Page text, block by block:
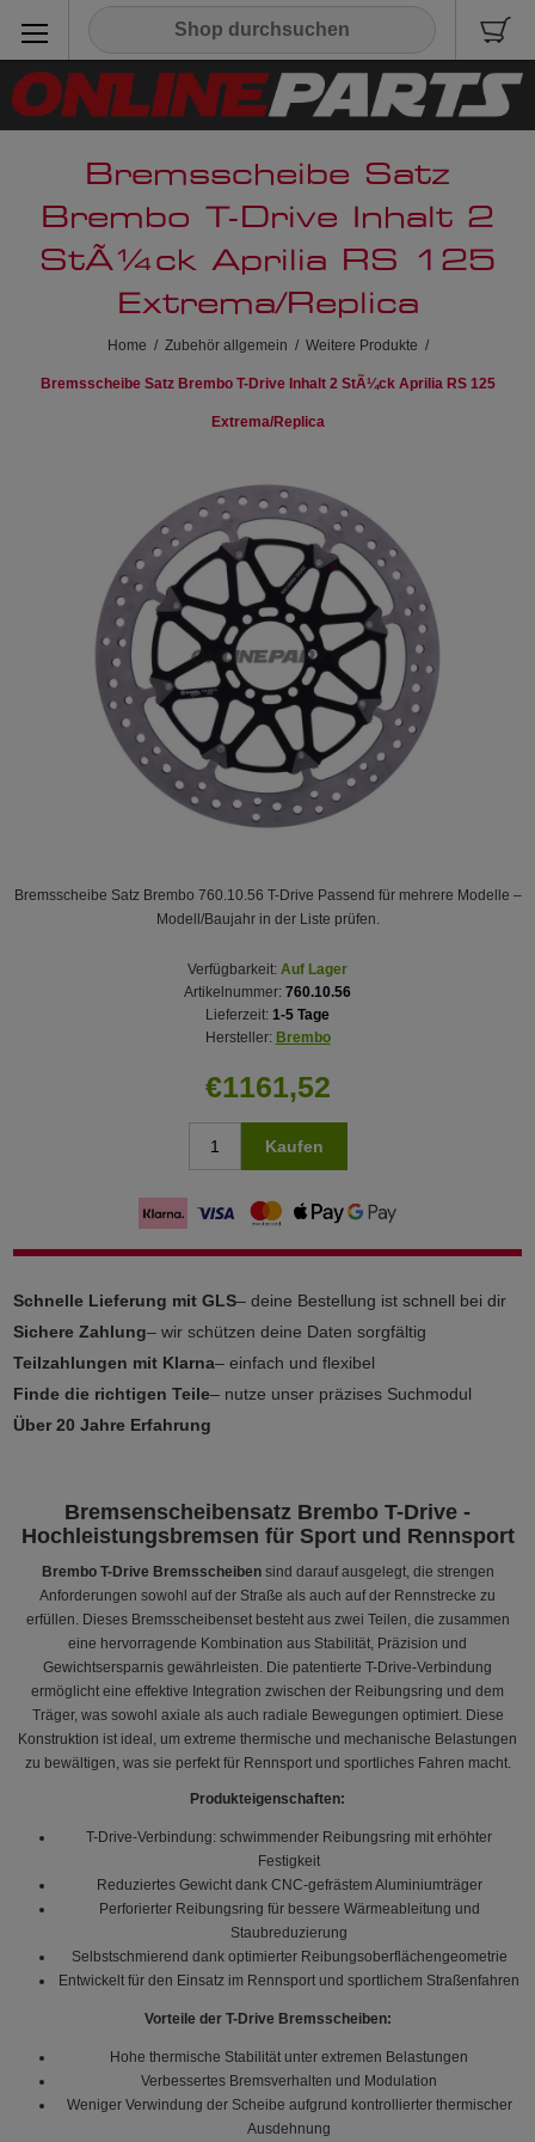
Bremsscheibe Satz
Brembo T-Drive Inhalt 2
StÃ¼ck Aprilia RS 125
Extrema/Replica
Home / Zubehör allgemein / Weitere Produkte /
Bremsscheibe Satz Brembo T-Drive Inhalt 2 StÃ¼ck Aprilia RS 125
Extrema/Replica
Bremsscheibe Satz Brembo 760.10.56 T-Drive Passend für mehrere Modelle –
Modell/Baujahr in der Liste prüfen.
Verfügbarkeit: Auf Lager
Artikelnummer: 760.10.56
Lieferzeit: 1-5 Tage
Hersteller: Brembo
€1161,52
Kaufen
Schnelle Lieferung mit GLS– deine Bestellung ist schnell bei dir
Sichere Zahlung– wir schützen deine Daten sorgfältig
Teilzahlungen mit Klarna– einfach und flexibel
Finde die richtigen Teile– nutze unser präzises Suchmodul
Über 20 Jahre Erfahrung
Bremsenscheibensatz Brembo T-Drive -
Hochleistungsbremsen für Sport und Rennsport
Brembo T-Drive Bremsscheibensind darauf ausgelegt, die strengen
Anforderungen sowohl auf der Straße als auch auf der Rennstrecke zu
erfüllen. Dieses Bremsscheibenset besteht aus zwei Teilen, die zusammen
eine hervorragende Kombination aus Stabilität, Präzision und
Gewichtsersparnis gewährleisten. Die patentierte T-Drive-Verbindung
ermöglicht eine effektive Integration zwischen der Reibungsring und dem
Träger, was sowohl axiale als auch radiale Bewegungen optimiert. Diese
Konstruktion ist ideal, um extreme thermische und mechanische Belastungen
zu bewältigen, was sie perfekt für Rennsport und sportliches Fahren macht.
Produkteigenschaften:
T-Drive-Verbindung: schwimmender Reibungsring mit erhöhter
Festigkeit
Reduziertes Gewicht dank CNC-gefrästem Aluminiumträger
Perforierter Reibungsring für bessere Wärmeableitung und
Staubreduzierung
Selbstschmierend dank optimierter Reibungsoberflächengeometrie
Entwickelt für den Einsatz im Rennsport und sportlichem Straßenfahren
Vorteile der T-Drive Bremsscheiben:
Hohe thermische Stabilität unter extremen Belastungen
Verbessertes Bremsverhalten und Modulation
Weniger Verwindung der Scheibe aufgrund kontrollierter thermischer
Ausdehnung